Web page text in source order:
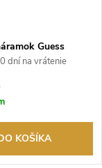
Guess
dní na vrátenie
predajca.
KOŠÍKA